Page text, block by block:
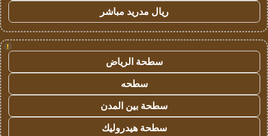
ريال مدريد مباشر
!
سطحة الرياض
سطحه
سطحة بين المدن
سطحة هيدروليك